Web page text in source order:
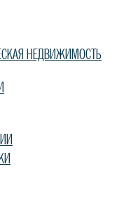
НЕДВИЖИМОСТЬ